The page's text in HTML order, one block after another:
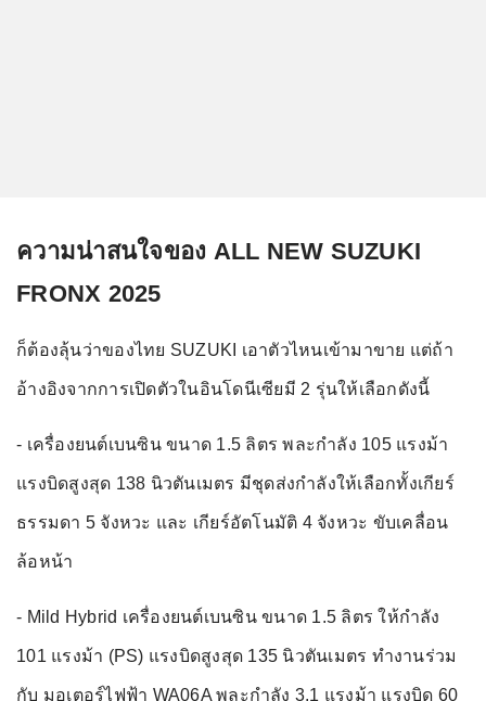
ความน่าสนใจของ ALL NEW SUZUKI
FRONX 2025
ก็ต้องลุ้นว่าของไทย SUZUKI เอาตัวไหนเข้ามาขาย แต่ถ้า
อ้างอิงจากการเปิดตัวในอินโดนีเซียมี 2 รุ่นให้เลือกดังนี้
- เครื่องยนต์เบนซิน ขนาด 1.5 ลิตร พละกำลัง 105 แรงม้า
แรงบิดสูงสุด 138 นิวตันเมตร มีชุดส่งกำลังให้เลือกทั้งเกียร์
ธรรมดา 5 จังหวะ และ เกียร์อัตโนมัติ 4 จังหวะ ขับเคลื่อน
ล้อหน้า
- Mild Hybrid เครื่องยนต์เบนซิน ขนาด 1.5 ลิตร ให้กำลัง
101 แรงม้า (PS) แรงบิดสูงสุด 135 นิวตันเมตร ทำงานร่วม
กับ มอเตอร์ไฟฟ้า WA06A พละกำลัง 3.1 แรงม้า แรงบิด 60